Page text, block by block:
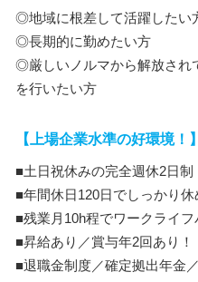
◎地域に根差して活躍したい
◎長期的に勤めたい方
◎厳しいノルマから解放され
を行いたい方
【上場企業水準の好環境！】
■土日祝休みの完全週休2日制
■年間休日120日でしっかり休
■残業月10h程でワークライ
■昇給あり／賞与年2回あり！
■退職金制度／確定拠出年金